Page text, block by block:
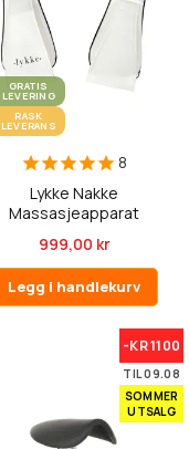
GRATIS
LEVERING
RASK
LEVERANS
8
Lykke Nakke
Massasjeapparat
999,00 kr
Legg i handlekurv
-KR 1100
TIL 09.08
SOMMER
UTSALG